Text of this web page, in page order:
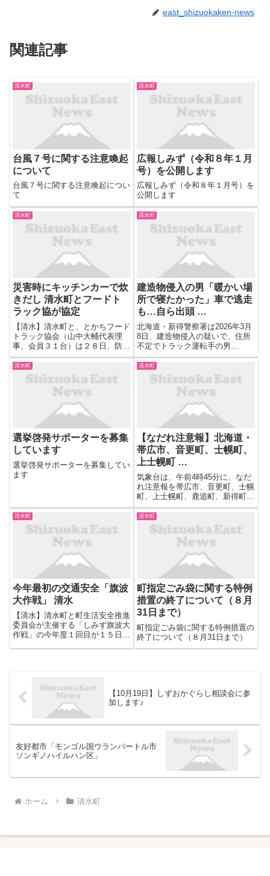
east_shizuokaken-news
関連記事
清水町
台風７号に関する注意喚起
について
台風７号に関する注意喚起につい
て
清水町
広報しみず（令和８年１月
号）を公開します
広報しみず（令和８年１月号）を
公開します
清水町
災害時にキッチンカーで炊
きだし 清水町とフードト
ラック協が協定
【清水】清水町と、とかちフード
トラック協会（山中大輔代表理
事、会員３１台）は２８日、防災
に関する協定を締結した。協会員
は災害発生時にキッチンカーを繰
り出し、避難所などで炊き出しを
行う。同協会が管 ...
清水町
建造物侵入の男「暖かい場
所で寝たかった」車で逃走
も…自ら出頭 …
北海道・新得警察署は2026年3月
8日、建造物侵入の疑いで、住所
不定でトラック運転手の男
（50）を逮捕しました。 男は1月
4日午後7時すぎから5日午前6時
ごろまでの間、清水町にある会社
の事務所に正当な理由なく侵入し
た疑いが持たれています。 ...
清水町
選挙啓発サポーターを募集
しています
選挙啓発サポーターを募集してい
ます
清水町
【なだれ注意報】北海道・
帯広市、音更町、士幌町、
上士幌町 …
気象台は、午前4時45分に、なだ
れ注意報を帯広市、音更町、士幌
町、上士幌町、鹿追町、新得町、
清水町、芽室町、中札内村、更別
村、大樹町、広尾町、幕別町、池
田町、豊頃町、本別町、足寄町、
陸別町、浦幌町に発表しました。
十勝地方では、22日昼前ま...
清水町
今年最初の交通安全「旗波
大作戦」 清水
【清水】清水町と町生活安全推進
委員会が主催する「しみず旗波大
作戦」の今年度１回目が１５日、
お...
清水町
町指定ごみ袋に関する特例
措置の終了について（８月
31日まで）
町指定ごみ袋に関する特例措置の
終了について（８月31日まで）
【10月19日】しずおかぐらし相談会に参
加します♪
友好都市「モンゴル国ウランバートル市
ソンギノハイルハン区」
ホーム 清水町